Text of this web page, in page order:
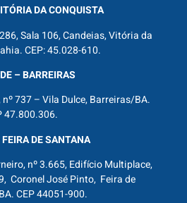
DA CONQUISTA
Sala 106, Candeias, Vitória da
CEP: 45.028-610.
– BARREIRAS
737 – Vila Dulce, Barreiras/BA.
47.800.306.
DE SANTANA
nº 3.665, Edifício Multiplace,
Coronel José Pinto, Feira de
CEP 44051-900.